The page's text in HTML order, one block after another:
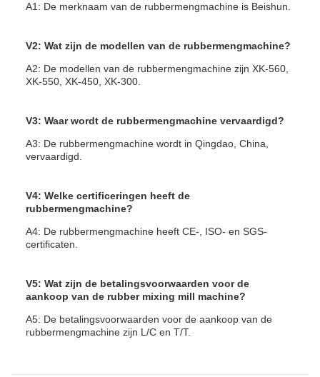
A1: De merknaam van de rubbermengmachine is Beishun.
V2: Wat zijn de modellen van de rubbermengmachine?
A2: De modellen van de rubbermengmachine zijn XK-560,
XK-550, XK-450, XK-300.
V3: Waar wordt de rubbermengmachine vervaardigd?
A3: De rubbermengmachine wordt in Qingdao, China,
vervaardigd.
V4: Welke certificeringen heeft de
rubbermengmachine?
A4: De rubbermengmachine heeft CE-, ISO- en SGS-
certificaten.
V5: Wat zijn de betalingsvoorwaarden voor de
aankoop van de rubber mixing mill machine?
A5: De betalingsvoorwaarden voor de aankoop van de
rubbermengmachine zijn L/C en T/T.